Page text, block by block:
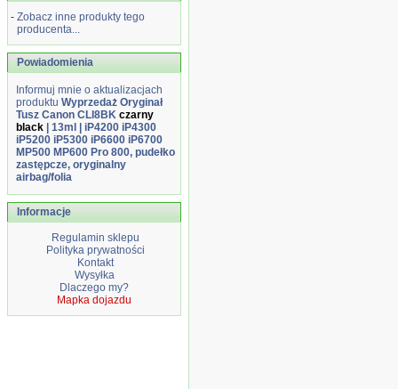
- Zobacz inne produkty tego
producenta...
Powiadomienia
Informuj mnie o aktualizacjach
produktu Wyprzedaż Oryginał
Tusz Canon CLI8BK czarny
black | 13ml | iP4200 iP4300
iP5200 iP5300 iP6600 iP6700
MP500 MP600 Pro 800, pudełko
zastępcze, oryginalny
airbag/folia
Informacje
Regulamin sklepu
Polityka prywatności
Kontakt
Wysyłka
Dlaczego my?
Mapka dojazdu